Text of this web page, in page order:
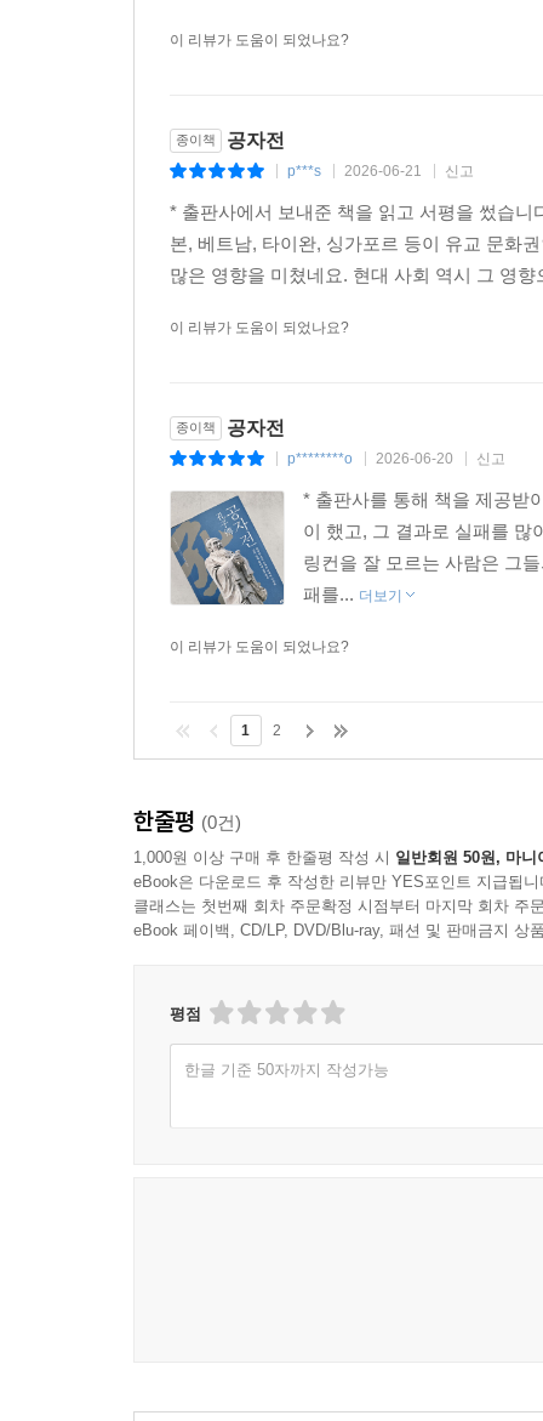
이 리뷰가 도움이 되었나요?
종이책 공자전
p***s 2026-06-21 신고
* 출판사에서 보내준 책을 읽고 서평을 썼습
본, 베트남, 타이완, 싱가포르 등이 유교 문화
많은 영향을 미쳤네요. 현대 사회 역시 그 영
이 리뷰가 도움이 되었나요?
종이책 공자전
p********o 2026-06-20 신고
* 출판사를 통해 책을 제공받
이 했고, 그 결과로 실패를 많
링컨을 잘 모르는 사람은 그
패를... 더보기
이 리뷰가 도움이 되었나요?
1 2
한줄평 (0건)
1,000원 이상 구매 후 한줄평 작성 시 일반회원 50원, 마니
eBook은 다운로드 후 작성한 리뷰만 YES포인트 지급됩니
클래스는 첫번째 회차 주문확정 시점부터 마지막 회차 주
eBook 페이백, CD/LP, DVD/Blu-ray, 패션 및 판매금지 상
평점
한글 기준 50자까지 작성가능